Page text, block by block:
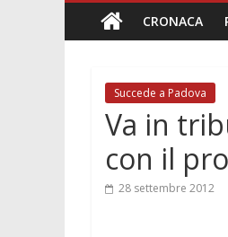
CRONACA
Succede a Padova
Va in
con il
28 settembre 2012